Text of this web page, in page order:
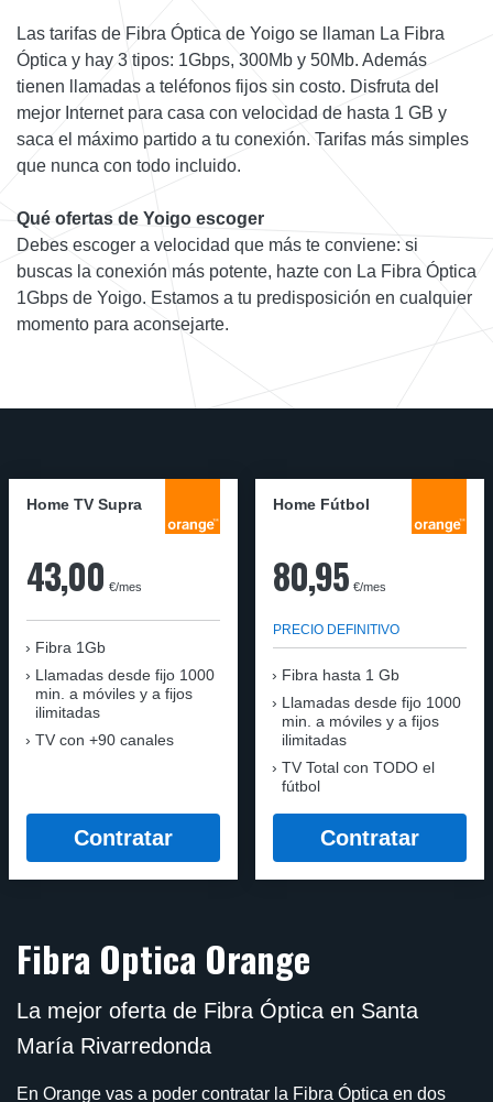
Las tarifas de Fibra Óptica de Yoigo se llaman La Fibra
Óptica y hay 3 tipos: 1Gbps, 300Mb y 50Mb. Además
tienen llamadas a teléfonos fijos sin costo. Disfruta del
mejor Internet para casa con velocidad de hasta 1 GB y
saca el máximo partido a tu conexión. Tarifas más simples
que nunca con todo incluido.
Qué ofertas de Yoigo escoger
Debes escoger a velocidad que más te conviene: si
buscas la conexión más potente, hazte con La Fibra Óptica
1Gbps de Yoigo. Estamos a tu predisposición en cualquier
momento para aconsejarte.
Home TV Supra
43,00 €/mes
Fibra 1Gb
Llamadas desde fijo 1000
min. a móviles y a fijos
ilimitadas
TV con +90 canales
Contratar
Home Fútbol
80,95 €/mes
PRECIO DEFINITIVO
Fibra hasta 1 Gb
Llamadas desde fijo 1000
min. a móviles y a fijos
ilimitadas
TV Total con TODO el
fútbol
Contratar
Fibra Optica Orange
La mejor oferta de Fibra Óptica en Santa
María Rivarredonda
En Orange vas a poder contratar la Fibra Óptica en dos